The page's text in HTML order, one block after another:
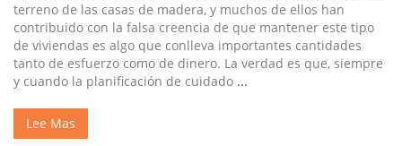
terreno de las casas de madera, y muchos de ellos han
contribuido con la falsa creencia de que mantener este tipo
de viviendas es algo que conlleva importantes cantidades
tanto de esfuerzo como de dinero. La verdad es que, siempre
y cuando la planificación de cuidado ...
Lee Mas